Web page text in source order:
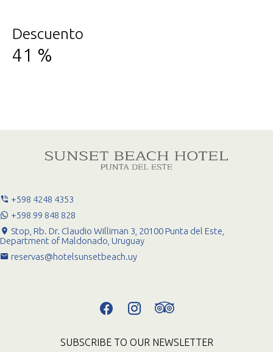
Descuento
41 %
+598 4248 4353
+598 99 848 828
Stop, Rb. Dr. Claudio Williman 3, 20100 Punta del Este,
Department of Maldonado, Uruguay
reservas@hotelsunsetbeach.uy
SUBSCRIBE TO OUR NEWSLETTER